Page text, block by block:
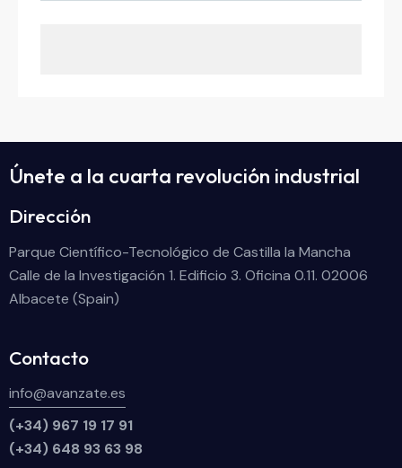
Únete a la cuarta revolución industrial
Dirección
Parque Científico-Tecnológico de Castilla la Mancha
Calle de la Investigación 1. Edificio 3. Oficina 0.11. 02006
Albacete (Spain)
Contacto
info@avanzate.es
(+34) 967 19 17 91
(+34) 648 93 63 98